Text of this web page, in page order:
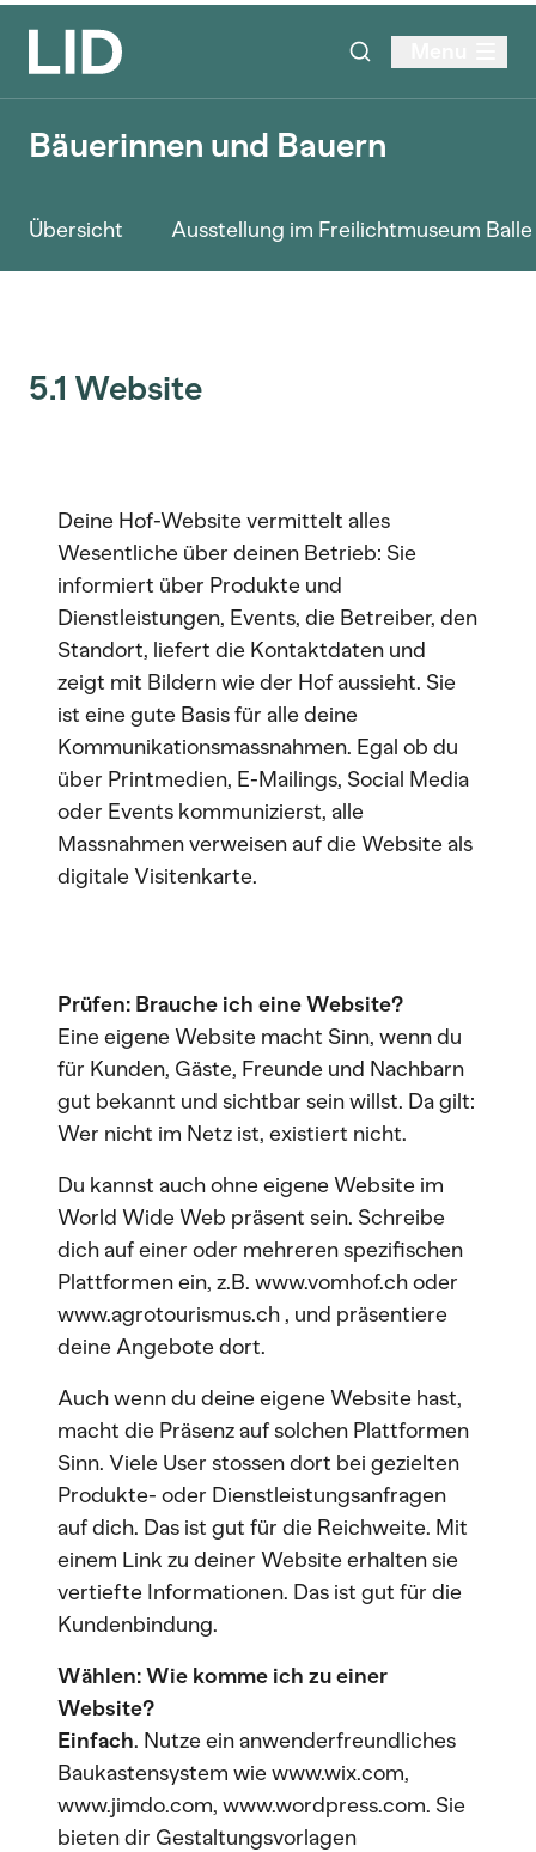
Bäuerinnen und Bauern
Übersicht Ausstellung im Freilichtmuseum
5.1 Website
Deine Hof-Website vermittelt alles
Wesentliche über deinen Betrieb: Sie
informiert über Produkte und
Dienstleistungen, Events, die Betreiber, den
Standort, liefert die Kontaktdaten und
zeigt mit Bildern wie der Hof aussieht. Sie
ist eine gute Basis für alle deine
Kommunikationsmassnahmen. Egal ob du
über Printmedien, E-Mailings, Social Media
oder Events kommunizierst, alle
Massnahmen verweisen auf die Website als
digitale Visitenkarte.
Prüfen: Brauche ich eine Website?
Eine eigene Website macht Sinn, wenn du
für Kunden, Gäste, Freunde und Nachbarn
gut bekannt und sichtbar sein willst. Da gilt:
Wer nicht im Netz ist, existiert nicht.
Du kannst auch ohne eigene Website im
World Wide Web präsent sein. Schreibe
dich auf einer oder mehreren spezifischen
Plattformen ein, z.B. www.vomhof.ch oder
www.agrotourismus.ch , und präsentiere
deine Angebote dort.
Auch wenn du deine eigene Website hast,
macht die Präsenz auf solchen Plattformen
Sinn. Viele User stossen dort bei gezielten
Produkte- oder Dienstleistungsanfragen
auf dich. Das ist gut für die Reichweite. Mit
einem Link zu deiner Website erhalten sie
vertiefte Informationen. Das ist gut für die
Kundenbindung.
Wählen: Wie komme ich zu einer
Website?
Einfach. Nutze ein anwenderfreundliches
Baukastensystem wie www.wix.com,
www.jimdo.com, www.wordpress.com. Sie
bieten dir Gestaltungsvorlagen